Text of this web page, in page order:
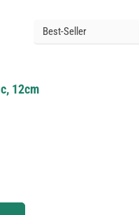
12cm
augmenter ou diminuer la quantité.